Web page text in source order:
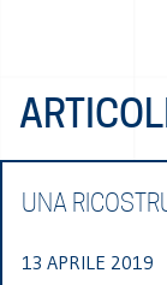
UNA
13 APRILE 2019